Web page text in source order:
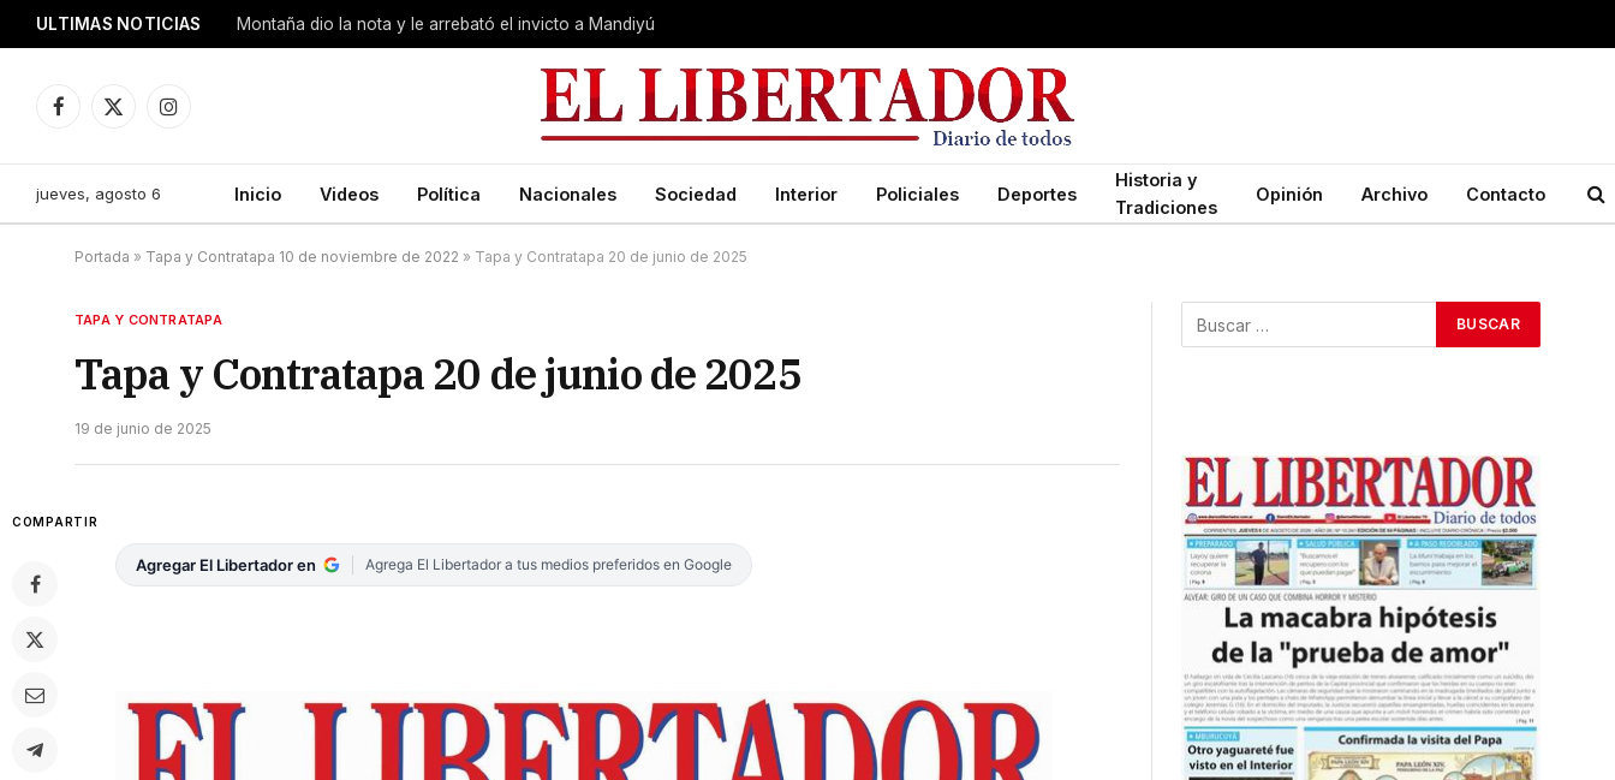
ULTIMAS NOTICIAS Montaña dio la nota y le arrebató el invicto a Mandiyú
Facebook
X
Instagram
jueves, agosto 6 Inicio Videos Política Nacionales Sociedad Interior Policiales Deportes
Historia y
Tradiciones
Opinión Archivo Contacto
Portada » Tapa y Contratapa 10 de noviembre de 2022 » Tapa y Contratapa 20 de junio de 2025
TAPA Y CONTRATAPA
Tapa y Contratapa 20 de junio de 2025
19 de junio de 2025
COMPARTIR
Agregar El Libertador en Agrega El Libertador a tus medios preferidos en Google